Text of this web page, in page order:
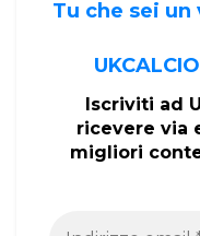
Tu che sei un
Iscriviti ad
ricevere via
migliori